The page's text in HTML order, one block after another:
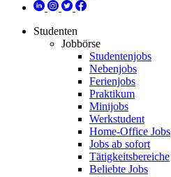
Studenten
Jobbörse
Studentenjobs
Nebenjobs
Ferienjobs
Praktikum
Minijobs
Werkstudent
Home-Office Jobs
Jobs ab sofort
Tätigkeitsbereiche
Beliebte Jobs